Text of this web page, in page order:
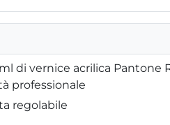
di vernice acrilica Pantone
professionale
regolabile